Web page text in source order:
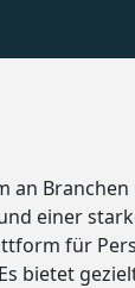
an Branchen
einer
für
bietet